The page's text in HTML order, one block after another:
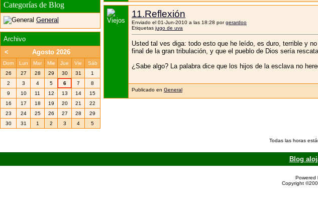
11.Reflexión
Enviado el 01-Jun-2010 a las 18:28 porgerardoo
Etiquetas jugo de uva
Usted tal ves diga: todo esto que he leído, es duro, terrible y
final de la gran tribulación, y que el pueblo de Dios sería
¿Sabe algo? La palabra dice que los hijos de la esclava no
Publicado en General
Categorías de Blog
General
Archivo
<
Agosto 2026
Dom Lun Mar Mie Jue Vie
Sáb
26
27 28 29 30 31
1
2
3 4 5 6 7
8
9
10 11 12 13 14
15
16
17 18 19 20 21
22
23
24 25 26 27 28
29
30
31 1 2 3 4 5
Todas las horas
Blog
Powered
Copyright